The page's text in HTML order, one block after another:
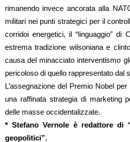
rimanendo invece ancorata alla
militari nei punti strategici per il
corridoi energetici, il “linguaggio” di
estrema tradizione wilsoniana e
causa del minacciato interventismo
pericoloso di quello rappresentato dal
L’assegnazione del Premio Nobel
una raffinata strategia di marketing
delle masse occidentalizzate.
* Stefano Vernole è redattore di
geopolitici”.